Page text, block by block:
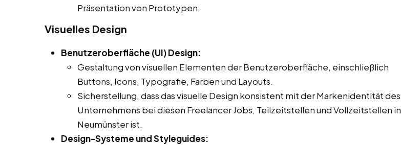
Präsentation von Prototypen.
Visuelles Design
Benutzeroberfläche (UI) Design:
Gestaltung von visuellen Elementen der Benutzeroberfläche, einschließlich
Buttons, Icons, Typografie, Farben und Layouts.
Sicherstellung, dass das visuelle Design konsistent mit der Markenidentität des
Unternehmens bei diesen Freelancer Jobs, Teilzeitstellen und Vollzeitstellen in
Neumünster ist.
Design-Systeme und Styleguides: